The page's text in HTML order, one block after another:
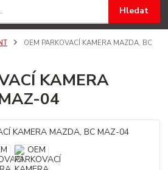
Hledat
OEM PARKOVACÍ KAMERA MAZDA, BC
KAMERA
04